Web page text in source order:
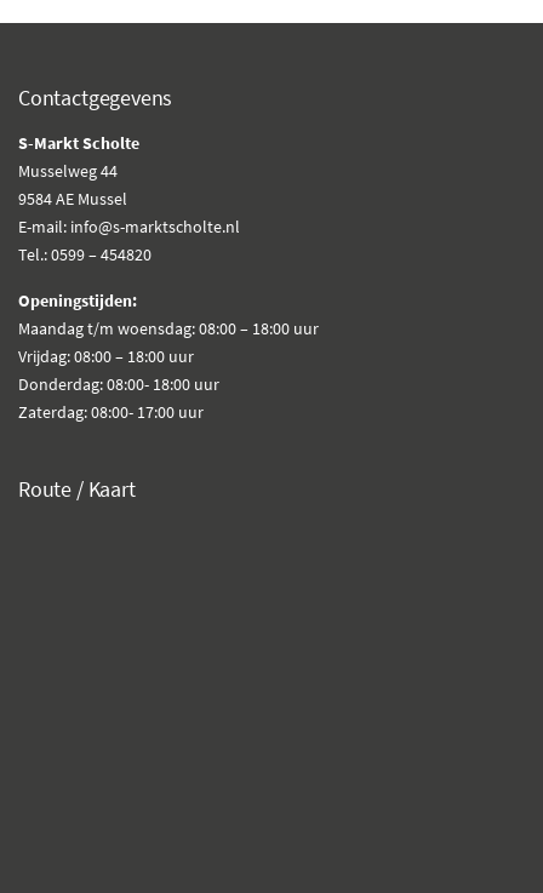
Contactgegevens
S-Markt Scholte
Musselweg 44
9584 AE Mussel
E-mail: info@s-marktscholte.nl
Tel.: 0599 – 454820
Openingstijden:
Maandag t/m woensdag: 08:00 – 18:00 uur
Vrijdag: 08:00 – 18:00 uur
Donderdag: 08:00- 18:00 uur
Zaterdag: 08:00- 17:00 uur
Route / Kaart